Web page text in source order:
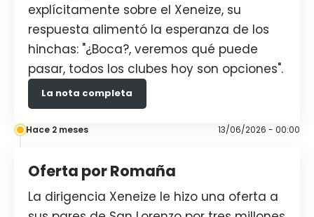
explícitamente sobre el Xeneize, su
respuesta alimentó la esperanza de los
hinchas: "¿Boca?, veremos qué puede
pasar, todos los clubes hoy son opciones".
La nota completa
Hace 2 meses 13/06/2026 - 00:00
Oferta por Romaña
La dirigencia Xeneize le hizo una oferta a